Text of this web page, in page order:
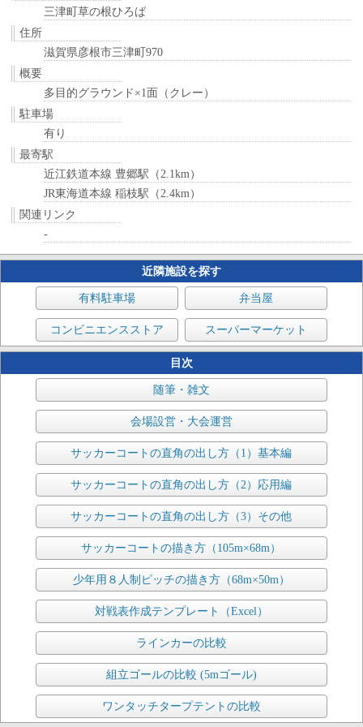
三津町草の根ひろば
住所
滋賀県彦根市三津町970
概要
多目的グラウンド×1面（クレー）
駐車場
有り
最寄駅
近江鉄道本線 豊郷駅（2.1km）
JR東海道本線 稲枝駅（2.4km）
関連リンク
-
近隣施設を探す
有料駐車場 弁当屋
コンビニエンスストア スーパーマーケット
目次
随筆・雑文
会場設営・大会運営
サッカーコートの直角の出し方（1）基本編
サッカーコートの直角の出し方（2）応用編
サッカーコートの直角の出し方（3）その他
サッカーコートの描き方（105m×68m）
少年用８人制ピッチの描き方（68m×50m）
対戦表作成テンプレート（Excel）
ラインカーの比較
組立ゴールの比較 (5mゴール)
ワンタッチタープテントの比較